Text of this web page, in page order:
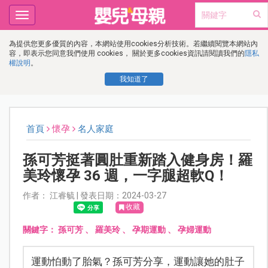
為提供您更多優質的內容，本網站使用cookies分析技術。若繼續閱覽本網站內
容，即表示您同意我們使用 cookies， 關於更多cookies資訊請閱讀我們的隱私
權說明 。
我知道了
Toggle
navigation
首頁 懷孕 名人家庭
孫可芳挺著圓肚重新踏入健身房！羅
美玲懷孕 36 週，一字腿超軟Q！
作者： 江睿毓 | 發表日期：2024-03-27
收藏
關鍵字： 孫可芳、 羅美玲、 孕期運動、 孕婦運動
運動怕動了胎氣？孫可芳分享，運動讓她的肚子